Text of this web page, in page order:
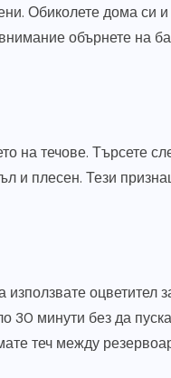
Обиколете дома си
обърнете на
на течове. Търсете
и плесен. Тези
оцветител
30 минути без да
теч между